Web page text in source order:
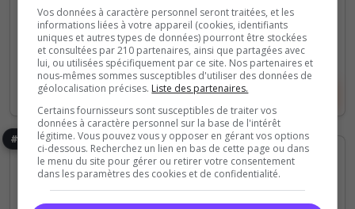
(0)
128 Slots
Voir le serveur Voter
#33
Vos données à caractère personnel seront traitées, et les
informations liées à votre appareil (cookies, identifiants
uniques et autres types de données) pourront être stockées
et consultées par 210 partenaires, ainsi que partagées avec
lui, ou utilisées spécifiquement par ce site. Nos partenaires et
nous-mêmes sommes susceptibles d'utiliser des données de
géolocalisation précises. Liste des partenaires.
Certains fournisseurs sont susceptibles de traiter vos
données à caractère personnel sur la base de l'intérêt
légitime. Vous pouvez vous y opposer en gérant vos options
ci-dessous. Recherchez un lien en bas de cette page ou dans
le menu du site pour gérer ou retirer votre consentement
dans les paramètres des cookies et de confidentialité.